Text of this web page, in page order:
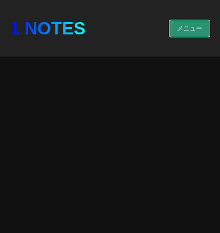
1 NOTES メニュー